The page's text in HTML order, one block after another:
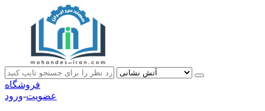
فروشگاه
عضویت-ورود